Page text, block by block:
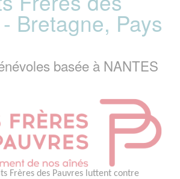
Bretagne, Pays
basée à NANTES
Frères des Pauvres luttent contre